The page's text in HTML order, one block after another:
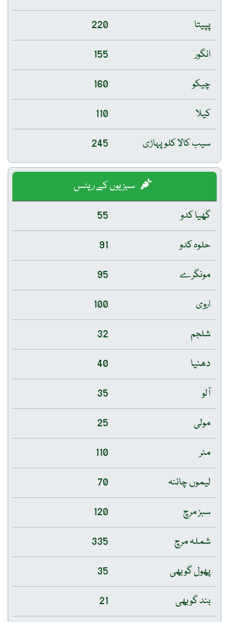
پپیتا
220
انگور
155
چیکو
160
کیلا
110
سیب کالا کلو پہاڑی
245
سبزیوں کے ریٹس
گھیا کدو
55
حلوہ کدو
91
مونگرے
95
اروی
100
شلجم
32
دھنیا
40
آلو
35
مولی
25
مٹر
110
لیموں چائنہ
70
سبز مرچ
120
شملہ مرچ
335
پھول گوبھی
35
بند گوبھی
21